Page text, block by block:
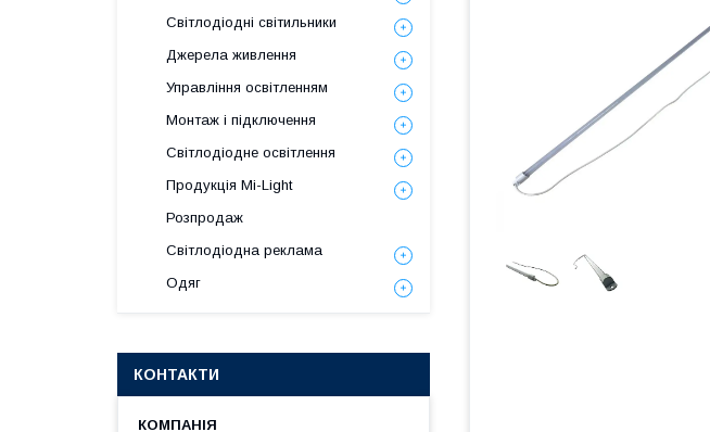
Світлодіодні світильники
Джерела живлення
Управління освітленням
Монтаж і підключення
Світлодіодне освітлення
Продукція Mi-Light
Розпродаж
Світлодіодна реклама
Одяг
КОНТАКТИ